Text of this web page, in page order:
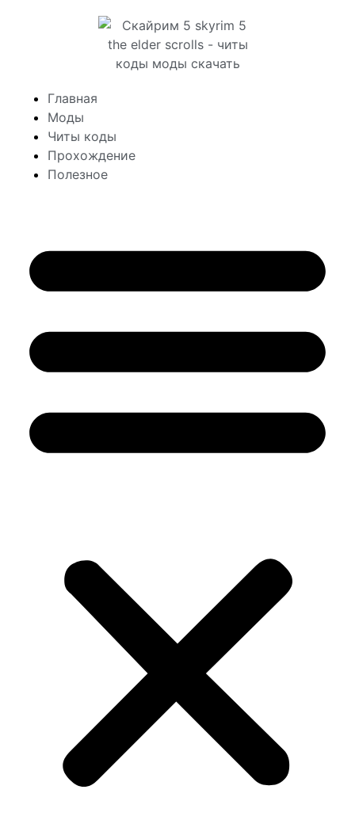
Главная
Моды
Читы коды
Прохождение
Полезное